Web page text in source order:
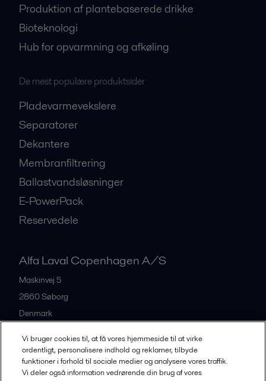
Produktion af plantebaserede drikke
Bioteknologi
Hub for opvarmning og afkøling
De mest populære produktsider
Pladevarmevekslere
Separatorer
Dekantere
Membranfiltrering
Ballastvandsløsninger
E-PowerPack
Reservedele
Alfa Laval Copenhagen A/S
Maskinvej 5
2860Søborg
Denmark
All offices and partners
Vi bruger cookies til, at få vores hjemmeside til at virke
ordentligt, personalisere indhold og reklamer, tilbyde
funktioner i forhold til sociale medier og analysere vores traffik.
Vi deler også information vedrørende din brug af vores